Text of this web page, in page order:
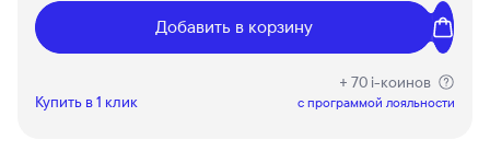
Добавить в корзину
Купить в 1 клик
+ 70 i-коинов
c программой лояльности